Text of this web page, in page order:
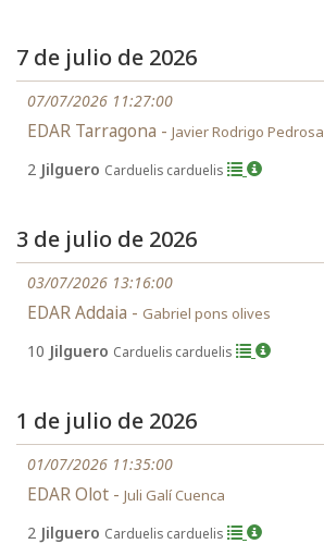
7 de julio de 2026
07/07/2026 11:27:00
EDAR Tarragona - Javier Rodrigo Pedrosa
2 Jilguero Carduelis carduelis
3 de julio de 2026
03/07/2026 13:16:00
EDAR Addaia - Gabriel pons olives
10 Jilguero Carduelis carduelis
1 de julio de 2026
01/07/2026 11:35:00
EDAR Olot - Juli Galí Cuenca
2 Jilguero Carduelis carduelis